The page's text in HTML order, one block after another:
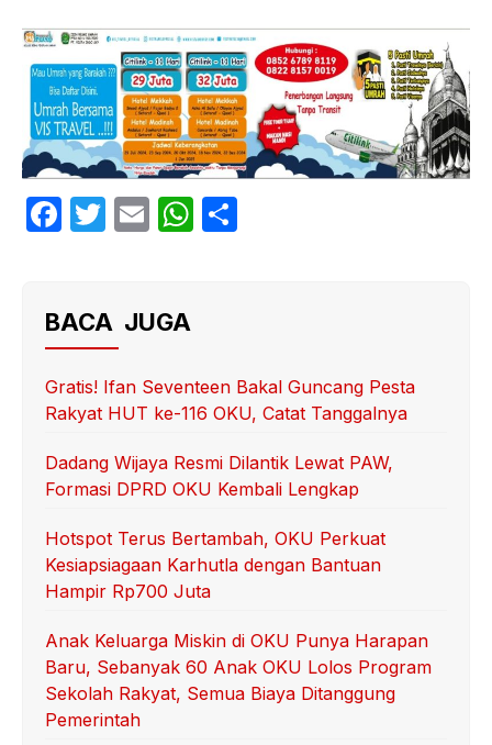
F
e
b
o
o
k
T
er
E
W
p
p
BACA JUGA
Gratis! Ifan Seventeen Bakal Guncang Pesta
Rakyat HUT ke-116 OKU, Catat Tanggalnya
Dadang Wijaya Resmi Dilantik Lewat PAW,
Formasi DPRD OKU Kembali Lengkap
Hotspot Terus Bertambah, OKU Perkuat
Kesiapsiagaan Karhutla dengan Bantuan
Hampir Rp700 Juta
Anak Keluarga Miskin di OKU Punya Harapan
Baru, Sebanyak 60 Anak OKU Lolos Program
Sekolah Rakyat, Semua Biaya Ditanggung
Pemerintah